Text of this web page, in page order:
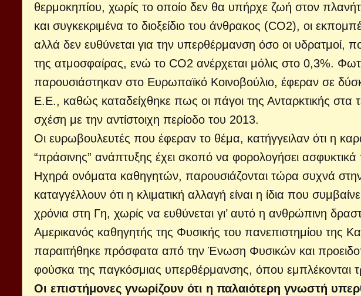
θερμοκηπίου, χωρίς το οποίο δεν θα υπήρχε ζωή στον
και συγκεκριμένα το διοξείδιο του άνθρακος (CO2), οι
αλλά δεν ευθύνεται για την υπερθέρμανση όσο οι υδρατμοί,
της ατμοσφαίρας, ενώ το CO2 ανέρχεται μόλις στο 0,3%.
παρουσιάστηκαν στο Ευρωπαϊκό Κοινοβούλιο, έφεραν σε
Ε.Ε., καθώς καταδείχθηκε πως οι πάγοι της Ανταρκτικής στα
σχέση με την αντίστοιχη περίοδο του 2013.
Οι ευρωβουλευτές που έφεραν το θέμα, κατήγγειλαν ότι η
“πράσινης” ανάπτυξης έχει σκοπό να φορολογήσει
Ηχηρά ονόματα καθηγητών, παρουσιάζονται τώρα συχνά
καταγγέλλουν ότι η κλιματική αλλαγή είναι η ίδια που
χρόνια στη Γη, χωρίς να ευθύνεται γι’ αυτό η ανθρώπινη
Αμερικανός καθηγητής της Φυσικής του πανεπιστημίου της
παραιτήθηκε πρόσφατα από την Ένωση Φυσικών και
φούσκα της παγκόσμιας υπερθέρμανσης, όπου εμπλέκονται
Οι επιστήμονες γνωρίζουν ότι η παλαιότερη γνωστή